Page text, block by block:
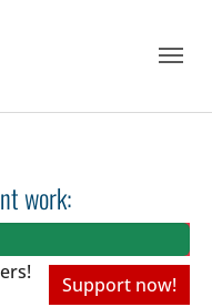
work:
Support now!